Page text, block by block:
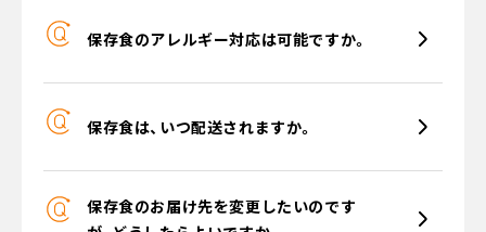
保存食のアレルギー対応は可能ですか。
保存食は、いつ配送されますか。
保存食のお届け先を変更したいのです